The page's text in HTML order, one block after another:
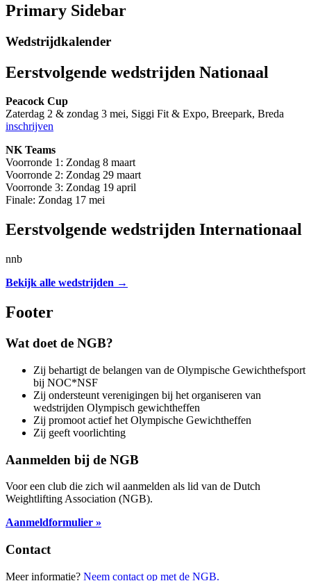
Primary Sidebar
Wedstrijdkalender
Eerstvolgende wedstrijden Nationaal
Peacock Cup
Zaterdag 2 & zondag 3 mei, Siggi Fit & Expo, Breepark, Breda
inschrijven
NK Teams
Voorronde 1: Zondag 8 maart
Voorronde 2: Zondag 29 maart
Voorronde 3: Zondag 19 april
Finale: Zondag 17 mei
Eerstvolgende wedstrijden Internationaal
nnb
Bekijk alle wedstrijden →
Footer
Wat doet de NGB?
Zij behartigt de belangen van de Olympische Gewichthefsport
bij NOC*NSF
Zij ondersteunt verenigingen bij het organiseren van
wedstrijden Olympisch gewichtheffen
Zij promoot actief het Olympische Gewichtheffen
Zij geeft voorlichting
Aanmelden bij de NGB
Voor een club die zich wil aanmelden als lid van de Dutch
Weightlifting Association (NGB).
Aanmeldformulier »
Contact
Meer informatie? Neem contact op met de NGB.